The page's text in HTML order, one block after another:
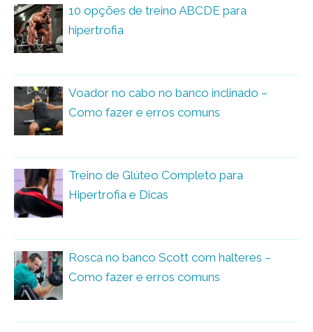
10 opções de treino ABCDE para
hipertrofia
Voador no cabo no banco inclinado –
Como fazer e erros comuns
Treino de Glúteo Completo para
Hipertrofia e Dicas
Rosca no banco Scott com halteres –
Como fazer e erros comuns